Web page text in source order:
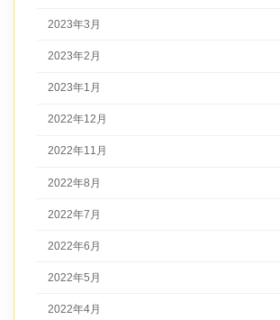
2023年3月
2023年2月
2023年1月
2022年12月
2022年11月
2022年8月
2022年7月
2022年6月
2022年5月
2022年4月